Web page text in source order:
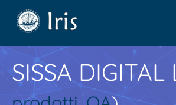
SISSA DIGITAL